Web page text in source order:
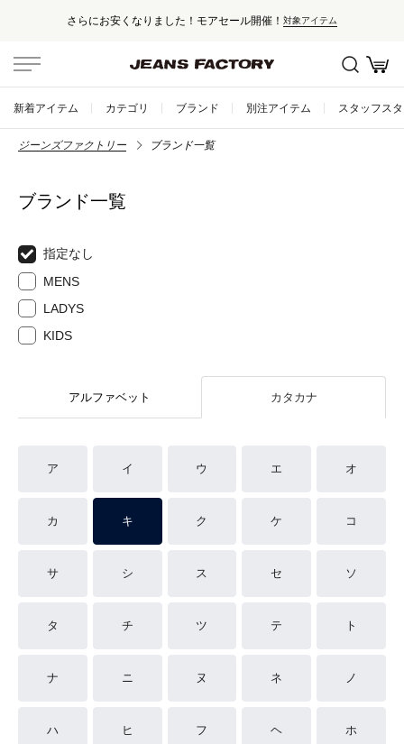
さらにお安くなりました！モアセール開催！ 対象アイテム
新着アイテム カテゴリ ブランド 別注アイテム スタッフス
ジーンズファクトリー ブランド一覧
ブランド一覧
指定なし
MENS
LADYS
KIDS
アルファベット カタカナ
ア イ ウ エ オ
カ キ ク ケ コ
サ シ ス セ ソ
タ チ ツ テ ト
ナ ニ ヌ ネ ノ
ハ ヒ フ ヘ ホ